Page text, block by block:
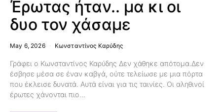
Έρωτας ήταν.. μα κι οι
δυο τον χάσαμε
May 6, 2026 Κωνσταντίνος Καρύδης
Γράφει ο Κωνσταντίνος Καρύδης Δεν χάθηκε απότομα.Δεν
έσβησε μέσα σε έναν καβγά, ούτε τελείωσε με μια πόρτα
που έκλεισε δυνατά. Αυτά είναι για τις ταινίες. Οι αληθινοί
έρωτες χάνονται πιο…